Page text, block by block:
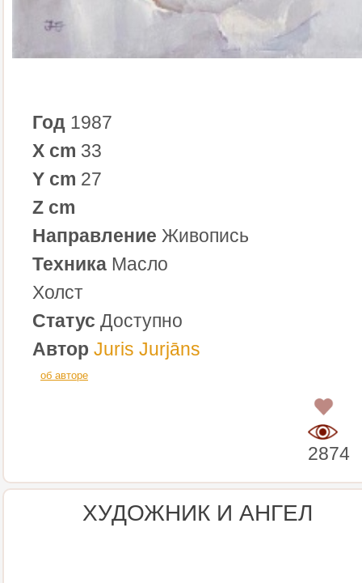
Год 1987
X cm 33
Y cm 27
Z cm
Направление Живопись
Техника Масло
Холст
Статус Доступно
Автор Juris Jurjāns
об авторе
2874
ХУДОЖНИК И АНГЕЛ